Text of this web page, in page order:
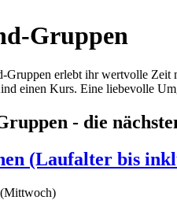
Gruppen
erlebt ihr wertvolle Zeit
einen Kurs. Eine liebevolle
- die
(Laufalter bis